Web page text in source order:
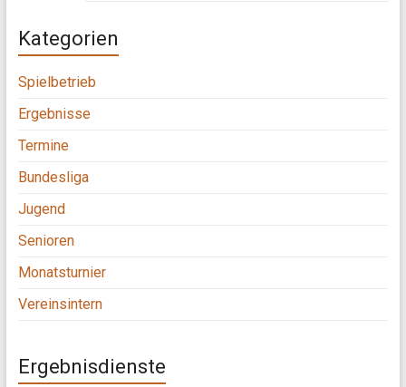
Kategorien
Spielbetrieb
Ergebnisse
Termine
Bundesliga
Jugend
Senioren
Monatsturnier
Vereinsintern
Ergebnisdienste